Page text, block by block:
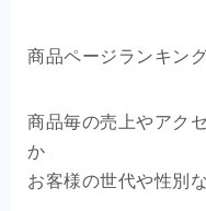
商品ページランキング
商品毎の売上やアク
か
お客様の世代や性別